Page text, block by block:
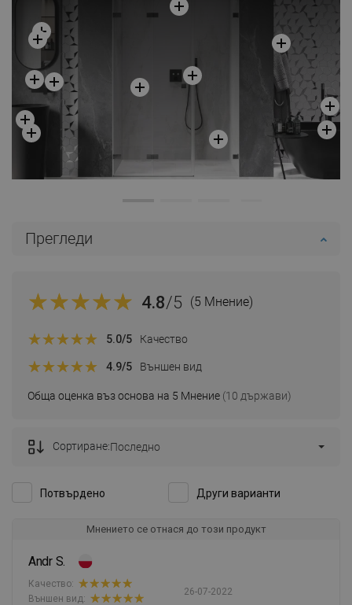
Сравнете Любима
Прегледи
4.8/5 (5 Мнение)
Обща оценка въз основа на 5 Мнение (10 държави)
5.0/5 Качество
4.9/5 Външен вид
Потвърдено Други варианти
Сортиране:Последно
Мнението се отнася до този продукт
Andr S.
26-07-2022
Качество:
Външен вид: